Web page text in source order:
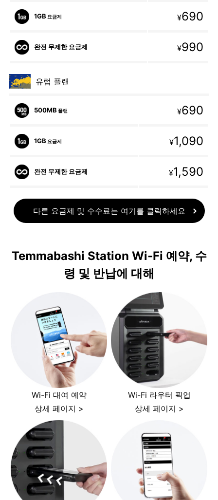
1GB 요금제 ¥690
완전 무제한 요금제 ¥990
유럽 플랜
500MB 플랜 ¥690
1GB 요금제 ¥1,090
완전 무제한 요금제 ¥1,590
다른 요금제 및 수수료는 여기를 클릭하세요
Temmabashi Station Wi-Fi 예약, 수
령 및 반납에 대해
Wi-Fi 대여 예약
상세 페이지 >
Wi-Fi 라우터 픽업
상세 페이지 >